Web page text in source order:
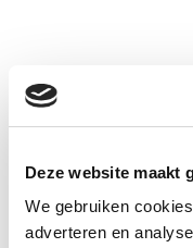
Deze website maakt
We gebruiken
adverteren en